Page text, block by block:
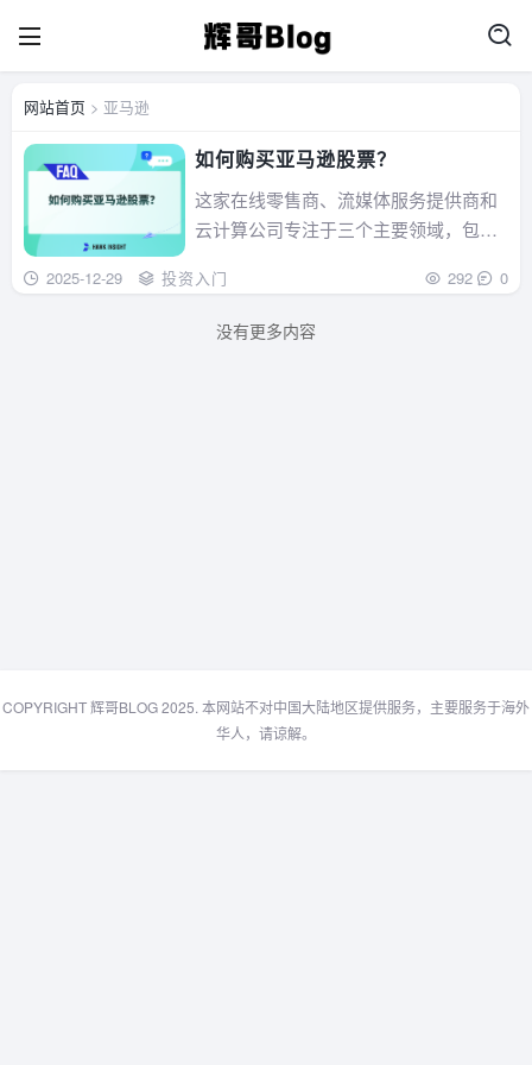
网站首页 > 亚马逊
如何购买亚马逊股票？
这家在线零售商、流媒体服务提供商和
云计算公司专注于三个主要领域，包括
以及其媒体业务，其中包括Prime Vide
o、亚马逊音乐和亚马逊图书...
2025-12-29 投资入门 292 0
没有更多内容
COPYRIGHT 辉哥BLOG 2025. 本网站不对中国大陆地区提供服务，主要服务于海外
华人，请谅解。